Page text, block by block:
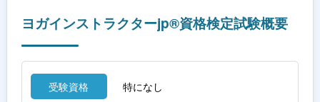
ヨガインストラクターjp®資格検定試験概要
受験資格 特になし